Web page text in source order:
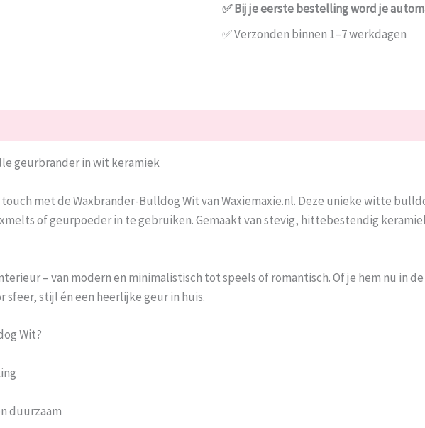
✅ Bij je eerste bestelling word je
✅ Verzonden binnen 1–7 werkdagen
geurbrander in wit keramiek
met de Waxbrander-Bulldog Wit van Waxiemaxie.nl. Deze unieke witte
of geurpoeder in te gebruiken. Gemaakt van stevig, hittebestendig
– van modern en minimalistisch tot speels of romantisch. Of je hem nu in
stijl én een heerlijke geur in huis.
Wit?
duurzaam